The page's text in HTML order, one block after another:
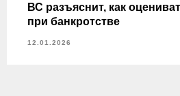
ВС разъяснит, как
при банкротстве
12.01.2026